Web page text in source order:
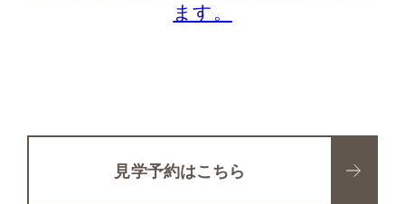
ます。
見学予約はこちら